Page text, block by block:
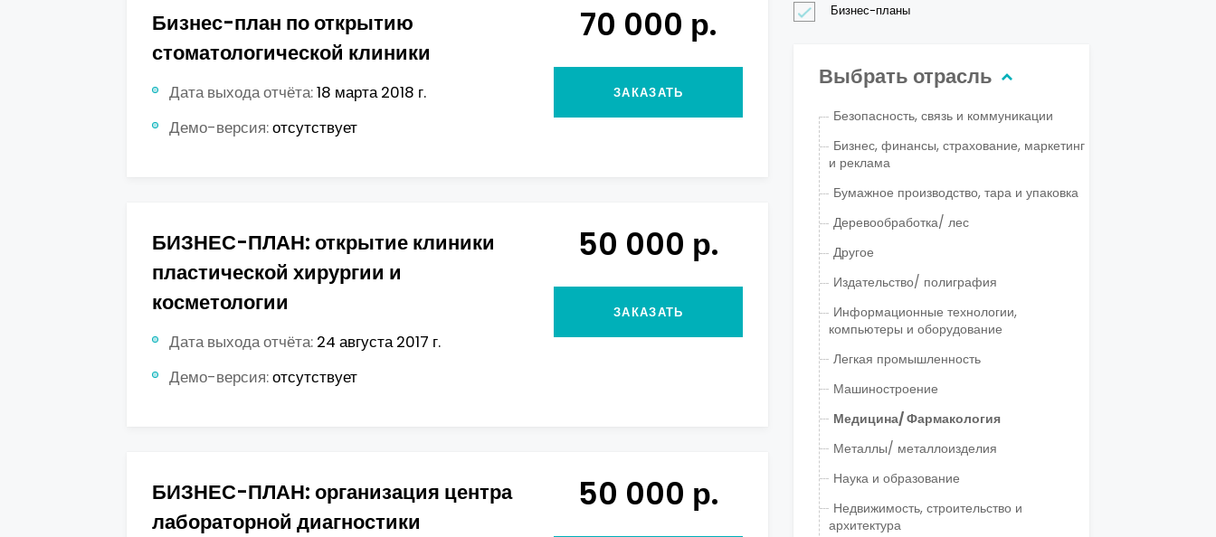
Бизнес-план по открытию
стоматологической клиники
Дата выхода отчёта:18 марта 2018 г.
Демо-версия:отсутствует
70 000 р.
ЗАКАЗАТЬ
БИЗНЕС-ПЛАН: открытие клиники
пластической хирургии и
косметологии
Дата выхода отчёта: 24 августа 2017 г.
Демо-версия:отсутствует
50 000 р.
ЗАКАЗАТЬ
БИЗНЕС-ПЛАН: организация центра
лабораторной диагностики
50 000 р.
Бизнес-планы
Выбрать отрасль
Безопасность, связь и коммуникации
Бизнес, финансы, страхование, маркетинг
и реклама
Бумажное производство, тара и упаковка
Деревообработка/ лес
Другое
Издательство/ полиграфия
Информационные технологии,
компьютеры и оборудование
Легкая промышленность
Машиностроение
Медицина/ Фармакология
Металлы/ металлоизделия
Наука и образование
Недвижимость, строительство и
архитектура